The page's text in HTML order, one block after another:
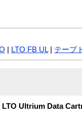
LTO FB UL| テープ
LTO Ultrium Data